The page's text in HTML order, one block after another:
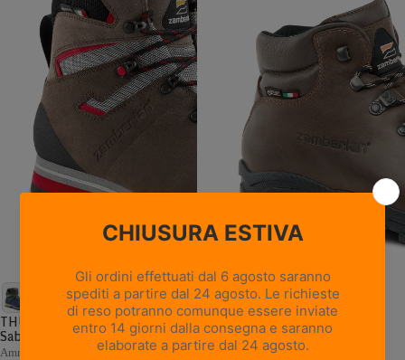
THUNDER GTX - Marrone /
Sabbia
Ammortizzazione e stabilità adattive a
18 recensioni
NEW TRAIL LITE GTX -
Marrone Nocciola
Pelle pieno fiore con trattamento
Hydrobloc®